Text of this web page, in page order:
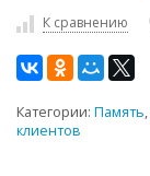
К сравнению
Категории: Память,
клиентов